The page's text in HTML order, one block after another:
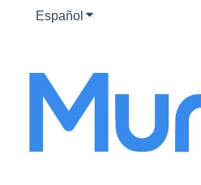
Español Traducciones de